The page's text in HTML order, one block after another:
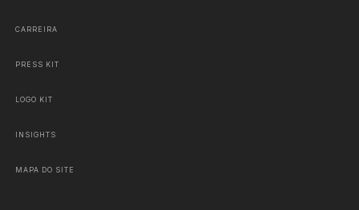
CARREIRA
PRESS KIT
LOGO KIT
INSIGHTS
MAPA DO SITE